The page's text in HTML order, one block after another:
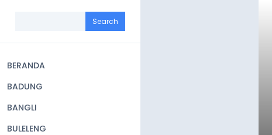
navigation
BERANDA
BADUNG
BANGLI
BULELENG